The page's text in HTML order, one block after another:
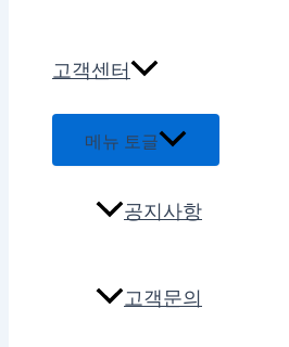
고객센터
메뉴 토글
공지사항
고객문의